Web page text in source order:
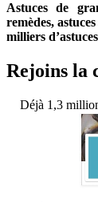
Astuces de
remèdes,
milliers
Rejoins la
Déjà 1,3